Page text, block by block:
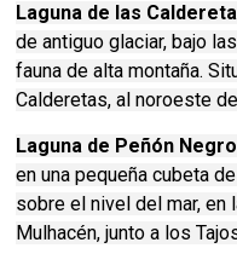
Laguna de las
de antiguo glaciar, bajo
fauna de alta montaña.
Calderetas, al noroeste
Laguna de Peñón
en una pequeña cubeta
sobre el nivel del mar, en
Mulhacén, junto a los